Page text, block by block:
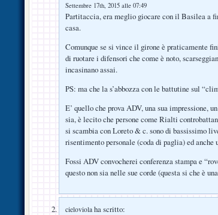
Settembre 17th, 2015 alle 07:49
Partitaccia, era meglio giocare con il Basilea a
casa.
Comunque se si vince il girone è praticamente
di ruotare i difensori che come è noto,
incasinano assai.
PS: ma che la s’abbozza con le battutine sul
E’ quello che prova ADV, una sua impressione,
sia, è lecito che persone come Rialti
si scambia con Loreto & c. sono di bassissimo
risentimento personale (coda di paglia) ed
Fossi ADV convocherei conferenza stampa e
questo non sia nelle sue corde (questa si che è
cieloviola ha scritto: